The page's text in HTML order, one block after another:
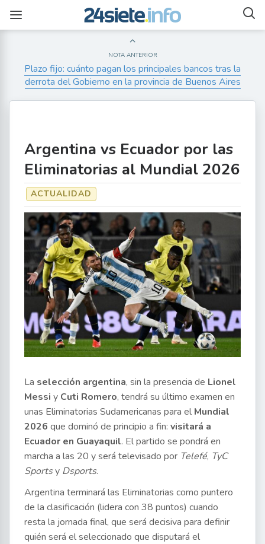
NOTA ANTERIOR
Plazo fijo: cuánto pagan los principales bancos tras la
derrota del Gobierno en la provincia de Buenos Aires
Argentina vs Ecuador por las
Eliminatorias al Mundial 2026
ACTUALIDAD
La selección argentina, sin la presencia de Lionel
Messi y Cuti Romero, tendrá su último examen en
unas Eliminatorias Sudamericanas para el Mundial
2026 que dominó de principio a fin: visitará a
Ecuador en Guayaquil. El partido se pondrá en
marcha a las 20 y será televisado por Telefé, TyC
Sportsy Dsports.
Argentina terminará las Eliminatorias como puntero
de la clasificación (lidera con 38 puntos) cuando
resta la jornada final, que será decisiva para definir
quién será el seleccionado que disputará el